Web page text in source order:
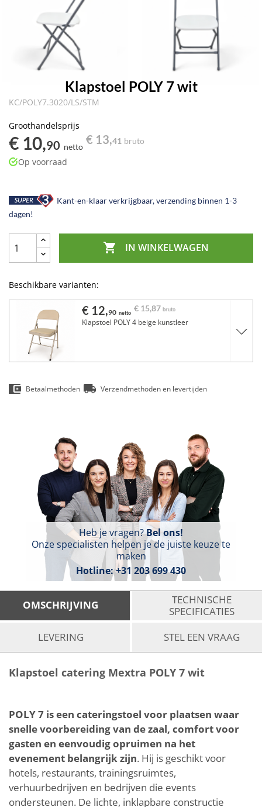
Klapstoel POLY 7 wit
KC/POLY7.3020/LS/STM
Groothandelsprijs
€ 10,90 netto
€ 13,41 bruto
Op voorraad
Kant-en-klaar verkrijgbaar, verzending binnen 1-3
dagen!
 IN WINKELWAGEN
Beschikbare varianten:
€ 12,90 netto € 15,87 bruto
Klapstoel POLY 4 beige kunstleer
Betaalmethoden Verzendmethoden en levertijden
Heb je vragen?Bel ons!
Onze specialisten helpen je de juiste keuze te
maken
Hotline:+31 203 699 430
OMSCHRIJVING
TECHNISCHE
SPECIFICATIES
LEVERING
STEL EEN VRAAG
Klapstoel catering Mextra POLY 7 wit
POLY 7 is een cateringstoel voor plaatsen waar
snelle voorbereiding van de zaal, comfort voor
gasten en eenvoudig opruimen na het
evenement belangrijk zijn. Hij is geschikt voor
hotels, restaurants, trainingsruimtes,
verhuurbedrijven en bedrijven die events
ondersteunen. De lichte, inklapbare constructie